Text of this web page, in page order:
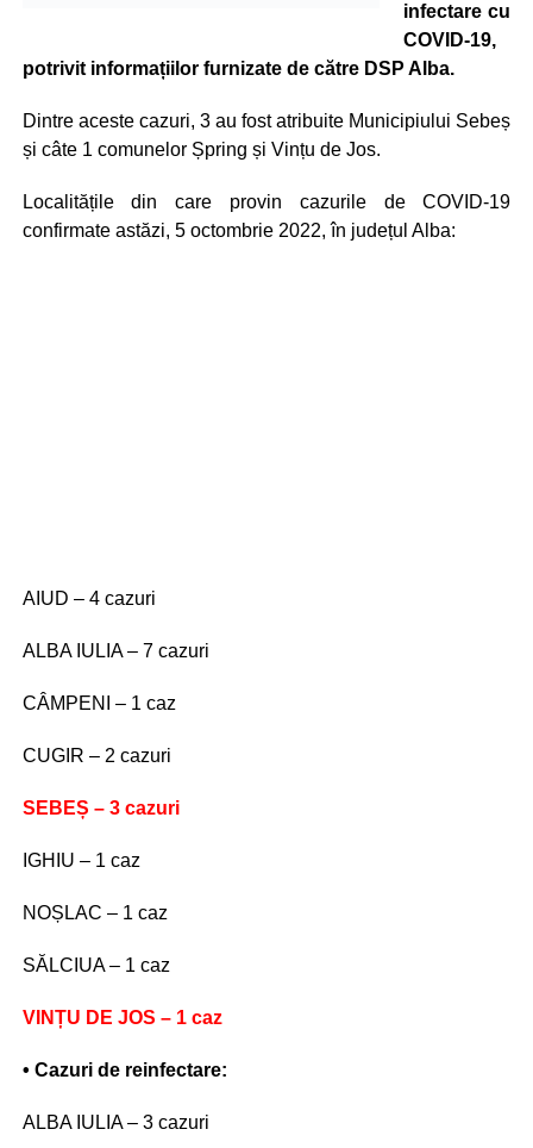
infectare cu
COVID-19,
potrivit informațiilor furnizate de către DSP Alba.
Dintre aceste cazuri, 3 au fost atribuite Municipiului Sebeș
și câte 1 comunelor Șpring și Vințu de Jos.
Localitățile din care provin cazurile de COVID-19
confirmate astăzi, 5 octombrie 2022, în județul Alba:
AIUD – 4 cazuri
ALBA IULIA – 7 cazuri
CÂMPENI – 1 caz
CUGIR – 2 cazuri
SEBEȘ – 3 cazuri
IGHIU – 1 caz
NOȘLAC – 1 caz
SĂLCIUA – 1 caz
VINȚU DE JOS – 1 caz
• Cazuri de reinfectare:
ALBA IULIA – 3 cazuri